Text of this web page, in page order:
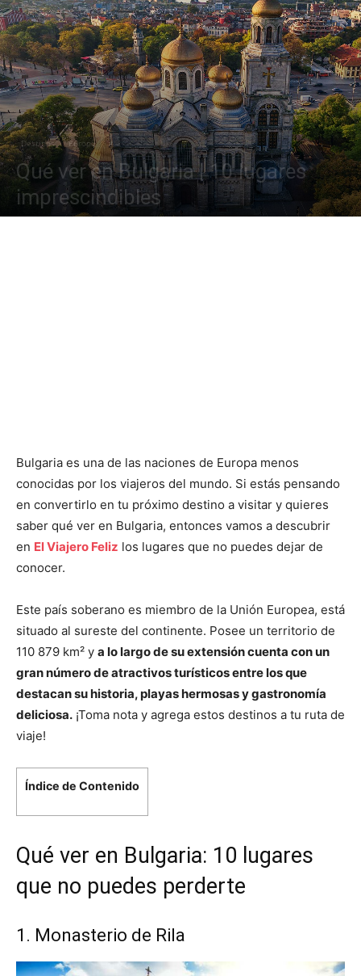
Destinos Europa
Qué ver en Bulgaria | 10 lugares
imprescindibles
Bulgaria es una de las naciones de Europa menos
conocidas por los viajeros del mundo. Si estás pensando
en convertirlo en tu próximo destino a visitar y quieres
saber qué ver en Bulgaria, entonces vamos a descubrir
en El Viajero Feliz los lugares que no puedes dejar de
conocer.
Este país soberano es miembro de la Unión Europea, está
situado al sureste del continente. Posee un territorio de
110 879 km² y a lo largo de su extensión cuenta con un
gran número de atractivos turísticos entre los que
destacan su historia, playas hermosas y gastronomía
deliciosa. ¡Toma nota y agrega estos destinos a tu ruta de
viaje!
Índice de Contenido
Qué ver en Bulgaria: 10 lugares
que no puedes perderte
1. Monasterio de Rila